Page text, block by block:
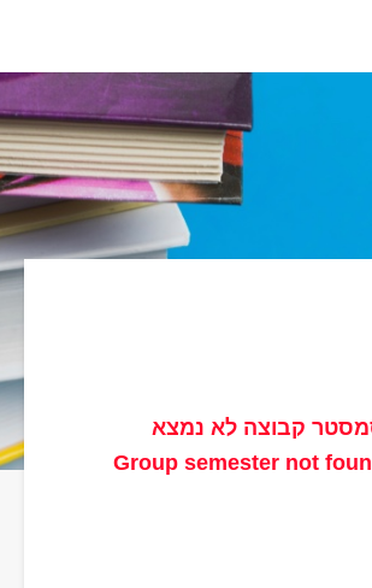
קבוצה לא נמצא
Group semester not